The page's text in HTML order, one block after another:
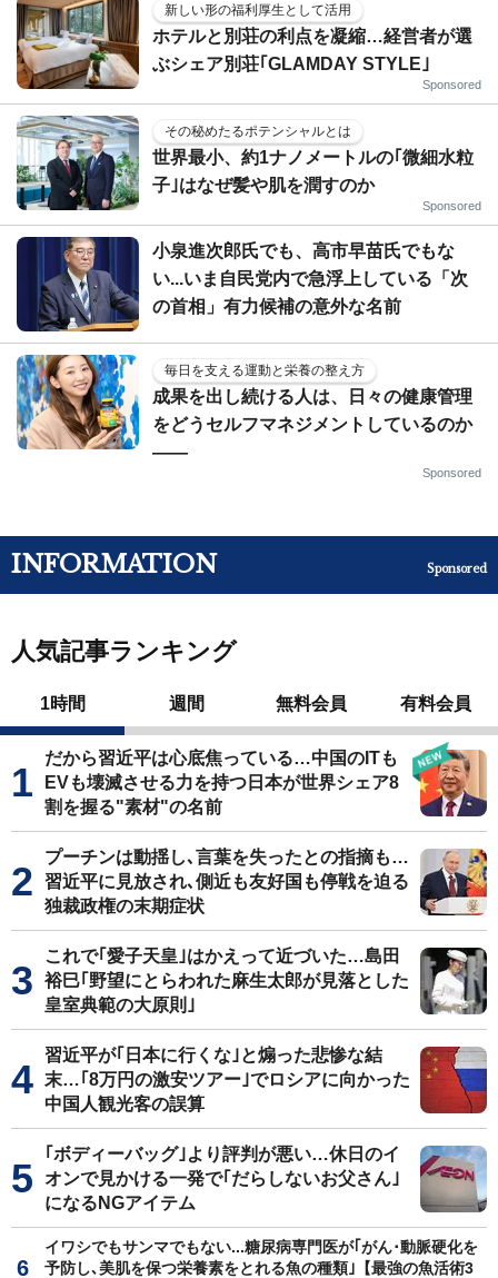
新しい形の福利厚生として活用
ホテルと別荘の利点を凝縮…経営者が選
ぶシェア別荘｢GLAMDAY STYLE｣
Sponsored
その秘めたるポテンシャルとは
世界最小、約1ナノメートルの｢微細水粒
子｣はなぜ髪や肌を潤すのか
Sponsored
小泉進次郎氏でも、高市早苗氏でもな
い...いま自民党内で急浮上している「次
の首相」有力候補の意外な名前
毎日を支える運動と栄養の整え方
成果を出し続ける人は、日々の健康管理
をどうセルフマネジメントしているのか
——
Sponsored
INFORMATION Sponsored
人気記事ランキング
1時間 週間 無料会員 有料会員
だから習近平は心底焦っている…中国のITも
EVも壊滅させる力を持つ日本が世界シェア8
割を握る"素材"の名前
プーチンは動揺し､言葉を失ったとの指摘も…
習近平に見放され､側近も友好国も停戦を迫る
独裁政権の末期症状
これで｢愛子天皇｣はかえって近づいた…島田
裕巳｢野望にとらわれた麻生太郎が見落とした
皇室典範の大原則｣
習近平が｢日本に行くな｣と煽った悲惨な結
末…｢8万円の激安ツアー｣でロシアに向かった
中国人観光客の誤算
｢ボディーバッグ｣より評判が悪い…休日のイ
オンで見かける一発で｢だらしないお父さん｣
になるNGアイテム
イワシでもサンマでもない...糖尿病専門医が｢がん･動脈硬化を
予防し､美肌を保つ栄養素をとれる魚の種類｣【最強の魚活術3